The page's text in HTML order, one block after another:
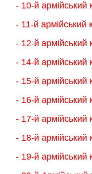
- 10-й армійський
- 11-й армійський
- 12-й армійський
- 14-й армійський
- 15-й армійський
- 16-й армійський
- 17-й армійський
- 18-й армійський
- 19-й армійський